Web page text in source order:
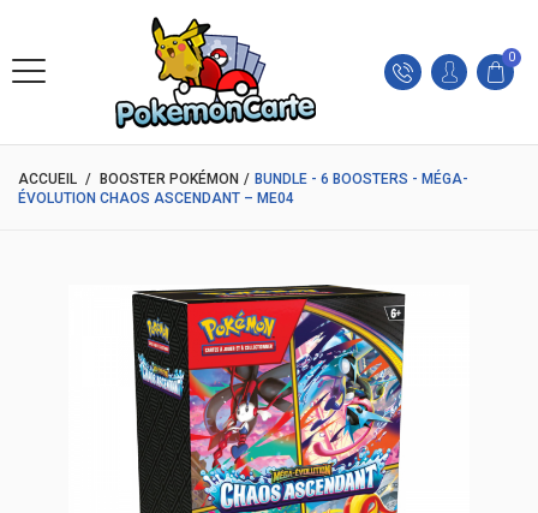
0
ACCUEIL / BOOSTER POKÉMON / BUNDLE - 6 BOOSTERS - MÉGA-
ÉVOLUTION CHAOS ASCENDANT – ME04